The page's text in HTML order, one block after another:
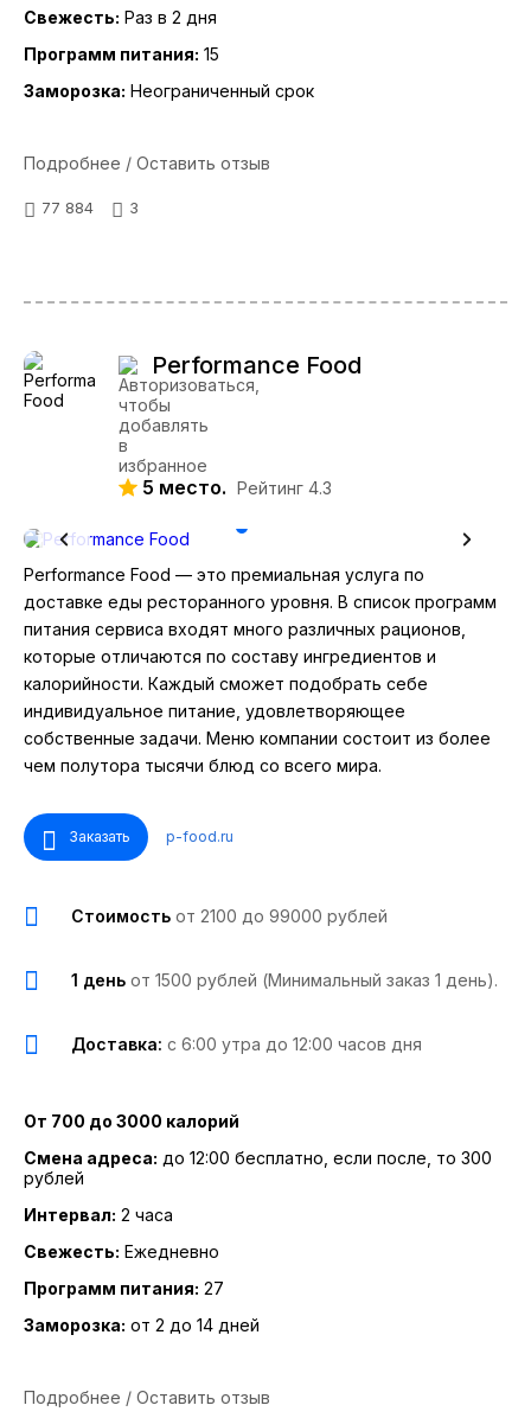
Свежесть: Раз в 2 дня
Программ питания: 15
Заморозка: Неограниченный срок
Подробнее / Оставить отзыв
77 884 3
Performance Food
5 место. Рейтинг 4.3
Performance Food — это премиальная услуга по
доставке еды ресторанного уровня. В список программ
питания сервиса входят много различных рационов,
которые отличаются по составу ингредиентов и
калорийности. Каждый сможет подобрать себе
индивидуальное питание, удовлетворяющее
собственные задачи. Меню компании состоит из более
чем полутора тысячи блюд со всего мира.
Заказать p-food.ru
Стоимость от 2100 до 99000 рублей
1 день от 1500 рублей (Минимальный заказ 1 день).
Доставка: с 6:00 утра до 12:00 часов дня
От 700 до 3000 калорий
Смена адреса: до 12:00 бесплатно, если после, то 300
рублей
Интервал: 2 часа
Свежесть: Ежедневно
Программ питания: 27
Заморозка: от 2 до 14 дней
Подробнее / Оставить отзыв